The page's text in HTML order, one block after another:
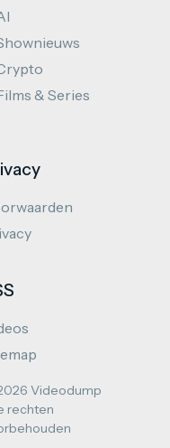
& Series
Videodump
rechten